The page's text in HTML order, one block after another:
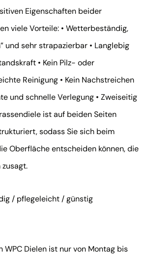
Eigenschaften beider
viele Vorteile: • Wetterbeständig,
und sehr strapazierbar • Langlebig
• Kein Pilz- oder
Reinigung • Kein Nachstreichen
und schnelle Verlegung • Zweiseitig
ist auf beiden Seiten
sodass Sie sich beim
Oberfläche entscheiden können, die
/ pflegeleicht / günstig
WPC Dielen ist nur von Montag bis